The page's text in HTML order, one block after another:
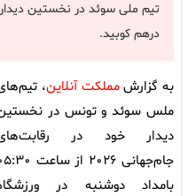
درهم کوبید.
به گزارشمملکت آنلاین،
ملس سوئد و تونس در
دیدار خود در
جام‌جهانی ۲۰۲۶ از ساعت
بامداد دوشنبه در